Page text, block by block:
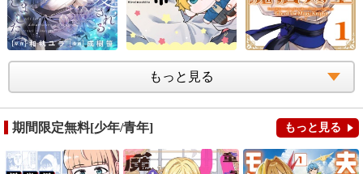
もっと見る
期間限定無料[少年/青年] もっと見る